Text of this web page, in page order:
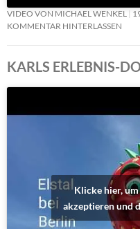
VIDEO VON MICHAEL WENKEL
KOMMENTAR HINTERLASSEN
KARLS ERLEBNIS-
Klicke hier,
akzeptieren und